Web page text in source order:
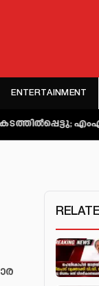
ENTERTAINMENT
എംഎല്‍എ